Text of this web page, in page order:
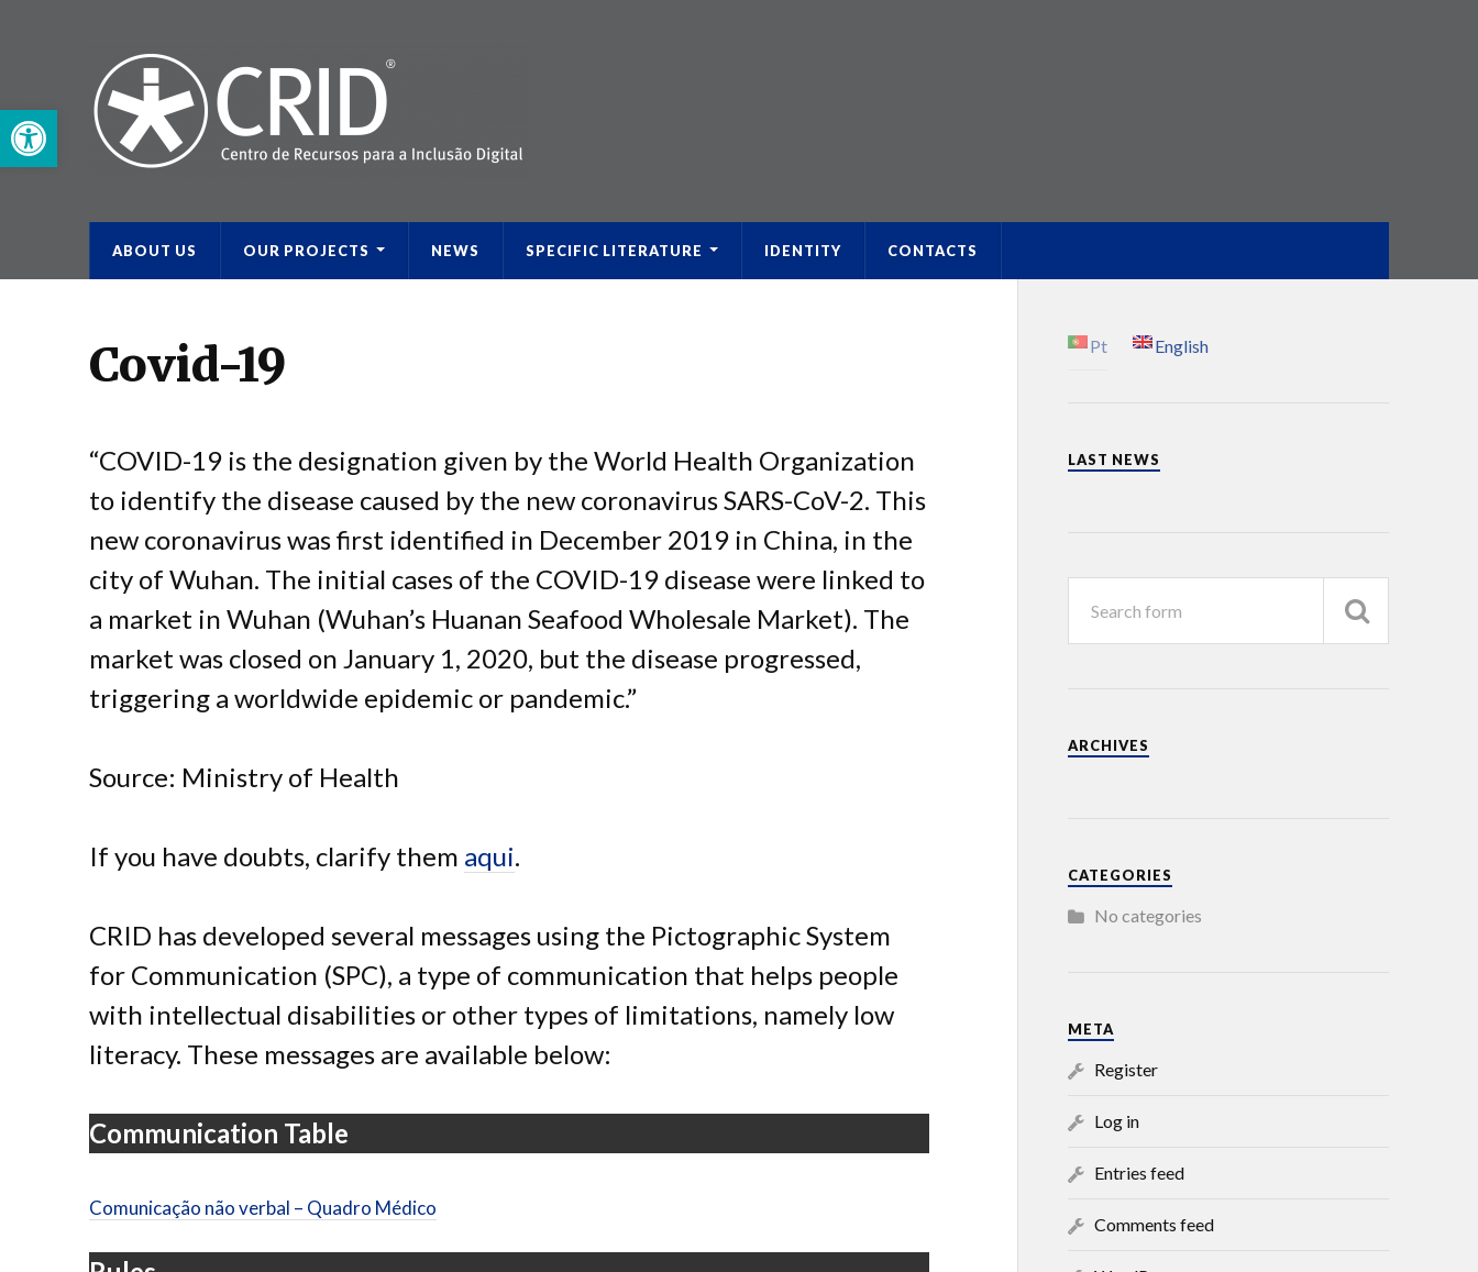
Open toolbar
ABOUT US OUR PROJECTS NEWS SPECIFIC LITERATURE IDENTITY CONTACTS
Covid-19
“COVID-19 is the designation given by the World Health Organization
to identify the disease caused by the new coronavirus SARS-CoV-2. This
new coronavirus was first identified in December 2019 in China, in the
city of Wuhan. The initial cases of the COVID-19 disease were linked to
a market in Wuhan (Wuhan’s Huanan Seafood Wholesale Market). The
market was closed on January 1, 2020, but the disease progressed,
triggering a worldwide epidemic or pandemic.”
Source: Ministry of Health
If you have doubts, clarify them aqui.
CRID has developed several messages using the Pictographic System
for Communication (SPC), a type of communication that helps people
with intellectual disabilities or other types of limitations, namely low
literacy. These messages are available below:
Communication Table
Comunicação não verbal – Quadro Médico
Pt English
LAST NEWS
ARCHIVES
CATEGORIES
No categories
META
Register
Log in
Entries feed
Comments feed